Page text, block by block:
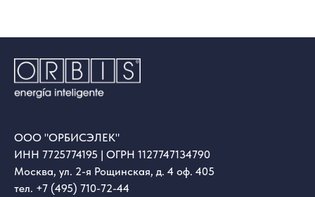
ООО "ОРБИСЭЛЕК"
ИНН 7725774195 | ОГРН 1127747134790
Москва, ул. 2-я Рощинская, д. 4 оф. 405
тел. +7 (495) 710-72-44